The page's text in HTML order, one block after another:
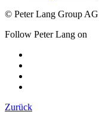
© Peter Lang Group AG
Follow Peter Lang on
Zurück